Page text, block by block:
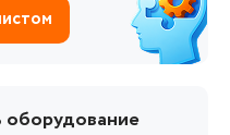
оборудование